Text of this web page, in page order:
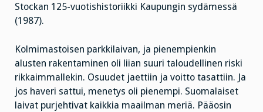
Stockan 125-vuotishistoriikki Kaupungin sydämessä
(1987).
Kolmimastoisen parkkilaivan, ja pienempienkin
alusten rakentaminen oli liian suuri taloudellinen riski
rikkaimmallekin. Osuudet jaettiin ja voitto tasattiin. Ja
jos haveri sattui, menetys oli pienempi. Suomalaiset
laivat purjehtivat kaikkia maailman meriä. Pääosin